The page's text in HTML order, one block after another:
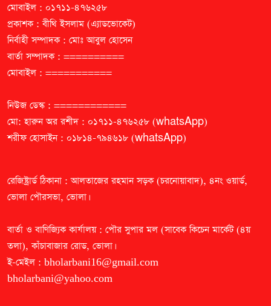
মোবাইল : ০১৭১১-৪৭৬২৫৮
প্রকাশক : বীথি ইসলাম (এ্যাডভোকেট)
নির্বাহী সম্পাদক : মোঃ আবুল হোসেন
বার্তা সম্পাদক : ==========
মোবাইল : ===========
নিউজ ডেস্ক : ============
মো: হারুন অর রশীদ : ০১৭১১-৪৭৬২৫৮ (whatsApp)
শরীফ হোসাইন : ০১৮১৪-৭৯৪৬১৮ (whatsApp)
রেজিষ্ট্রার্ড ঠিকানা : আলতাজের রহমান সড়ক (চরনোয়াবাদ), ৪নং ওয়ার্ড,
ভোলা পৌরসভা, ভোলা।
বার্তা ও বাণিজ্যিক কার্যালয় : পৌর সুপার মল (সাবেক কিচেন মার্কেট (৪য়
তলা), কাঁচাবাজার রোড, ভোলা।
ই-মেইল : bholarbani16@gmail.com
bholarbani@yahoo.com